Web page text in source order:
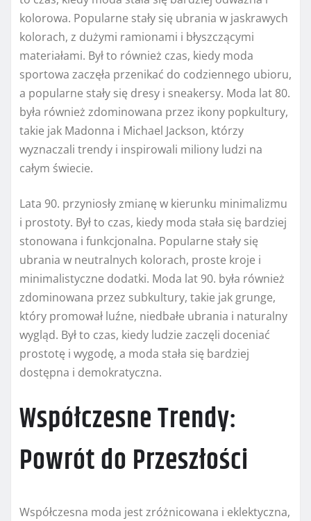
kolorowa. Popularne stały się ubrania w jaskrawych
kolorach, z dużymi ramionami i błyszczącymi
materiałami. Był to również czas, kiedy moda
sportowa zaczęła przenikać do codziennego ubioru,
a popularne stały się dresy i sneakersy. Moda lat 80.
była również zdominowana przez ikony popkultury,
takie jak Madonna i Michael Jackson, którzy
wyznaczali trendy i inspirowali miliony ludzi na
całym świecie.
Lata 90. przyniosły zmianę w kierunku minimalizmu
i prostoty. Był to czas, kiedy moda stała się bardziej
stonowana i funkcjonalna. Popularne stały się
ubrania w neutralnych kolorach, proste kroje i
minimalistyczne dodatki. Moda lat 90. była również
zdominowana przez subkultury, takie jak grunge,
który promował luźne, niedbałe ubrania i naturalny
wygląd. Był to czas, kiedy ludzie zaczęli doceniać
prostotę i wygodę, a moda stała się bardziej
dostępna i demokratyczna.
Współczesne Trendy:
Powrót do Przeszłości
Współczesna moda jest zróżnicowana i eklektyczna,